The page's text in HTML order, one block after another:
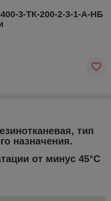
3-ТК-200-2-3-1-А-НБ
тип
назначения.
от минус 45°С